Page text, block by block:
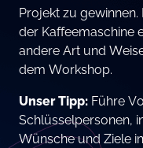
Projekt zu
der Kaffeemaschine
andere Art und
dem Workshop.
Unser Tipp: Führe
Schlüsselpersonen,
Wünsche und Ziele